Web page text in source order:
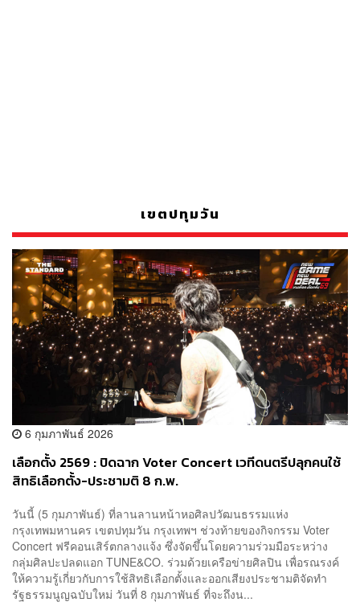
เขตปทุมวัน
6 กุมภาพันธ์ 2026
เลือกตั้ง 2569 : ปิดฉาก Voter Concert เวทีดนตรีปลุกคนใช้
สิทธิเลือกตั้ง-ประชามติ 8 ก.พ.
วันนี้ (5 กุมภาพันธ์) ที่ลานลานหน้าหอศิลปวัฒนธรรมแห่ง
กรุงเทพมหานคร เขตปทุมวัน กรุงเทพฯ ช่วงท้ายของกิจกรรม Voter
Concert ฟรีคอนเสิร์ตกลางแจ้ง ซึ่งจัดขึ้นโดยความร่วมมือระหว่าง
กลุ่มศิลปะปลดแอก TUNE&CO. ร่วมด้วยเครือข่ายศิลปิน เพื่อรณรงค์
ให้ความรู้เกี่ยวกับการใช้สิทธิเลือกตั้งและออกเสียงประชามติจัดทำ
รัฐธรรมนูญฉบับใหม่ วันที่ 8 กุมภาพันธ์ ที่จะถึงน...